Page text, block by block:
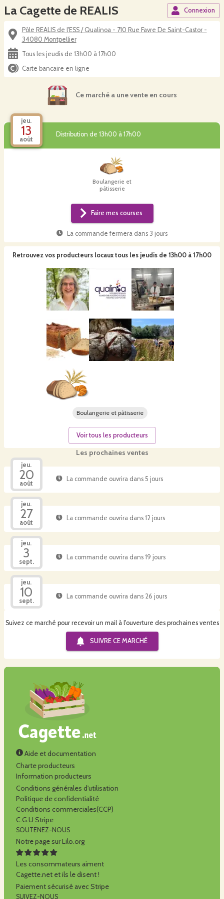
La Cagette de REALIS Connexion
Pôle REALIS de l'ESS / Qualinoa - 710 Rue Favre De Saint-Castor -
34080 Montpellier
Tous les jeudis de 13h00 à 17h00
Carte bancaire en ligne
Ce marché a une vente en cours
jeu.
13
août
Distribution de 13h00 à 17h00
Boulangerie et
pâtisserie
Faire mes courses
La commande fermera dans 3 jours
Les prochaines ventes
jeu.
20
août
La commande ouvrira dans 5 jours
jeu.
27
août
La commande ouvrira dans 12 jours
jeu.
3
sept.
La commande ouvrira dans 19 jours
jeu.
10
sept.
La commande ouvrira dans 26 jours
Suivez ce marché pour recevoir un mail à l'ouverture des prochaines ventes
SUIVRE CE MARCHÉ
Retrouvez vos producteurs locaux tous les jeudis de 13h00 à 17h00
Boulangerie et pâtisserie
Voir tous les producteurs
Aide et documentation
Charte producteurs
Information producteurs
Conditions générales d'utilisation
Politique de confidentialité
Conditions commerciales(CCP)
C.G.U Stripe
SOUTENEZ-NOUS
Notre page sur Lilo.org
Les consommateurs aiment
Cagette.net et ils le disent !
Paiement sécurisé avec Stripe
SUIVEZ-NOUS